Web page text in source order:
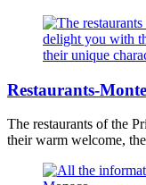
Restaurants-
The restaurants of the
their warm welcome,